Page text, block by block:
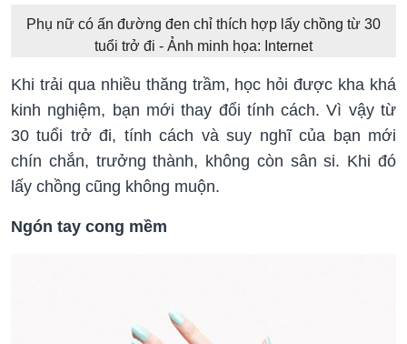
Phụ nữ có ấn đường đen chỉ thích hợp lấy chồng từ 30
tuổi trở đi - Ảnh minh họa: Internet
Khi trải qua nhiều thăng trầm, học hỏi được kha khá
kinh nghiệm, bạn mới thay đổi tính cách. Vì vậy từ
30 tuổi trở đi, tính cách và suy nghĩ của bạn mới
chín chắn, trưởng thành, không còn sân si. Khi đó
lấy chồng cũng không muộn.
Ngón tay cong mềm